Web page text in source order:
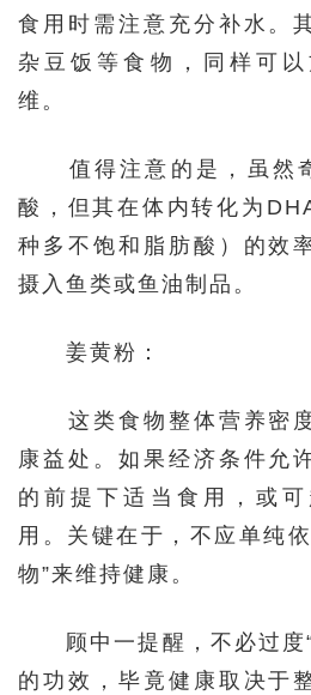
食用时需注意充分补水。
杂豆饭等食物，同样可
维。
值得注意的是，虽然
酸，但其在体内转化为
种多不饱和脂肪酸）的效
摄入鱼类或鱼油制品。
姜黄粉：
这类食物整体营养密度
康益处。如果经济条件允
的前提下适当食用，或
用。关键在于，不应单纯
物”来维持健康。
顾中一提醒，不必过度“
的功效，毕竟健康取决于